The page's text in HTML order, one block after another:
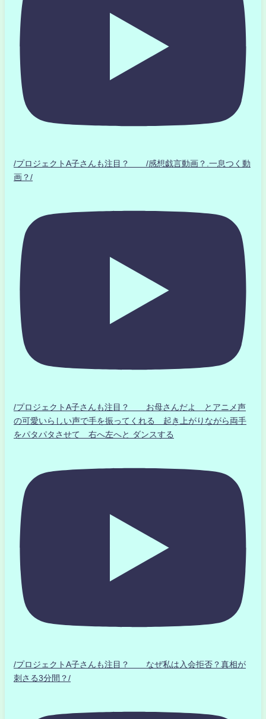
/プロジェクトA子さんも注目？ /感想戯言動画？.一息つく動
画？/
/プロジェクトA子さんも注目？ お母さんだよ とアニメ声
の可愛いらしい声で手を振ってくれる 起き上がりながら両手
をパタパタさせて 右へ左へと ダンスする
/プロジェクトA子さんも注目？ なぜ私は入会拒否？真相が
刺さる3分間？/